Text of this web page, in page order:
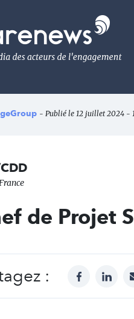
- Publié le 12 juillet 2024 -
de Projet
: facebook